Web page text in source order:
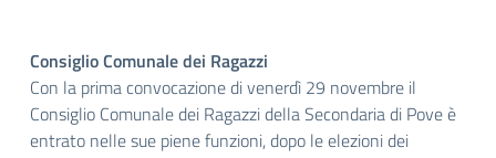
Consiglio Comunale dei Ragazzi
Con la prima convocazione di venerdì 29 novembre il
Consiglio Comunale dei Ragazzi della Secondaria di Pove è
entrato nelle sue piene funzioni, dopo le elezioni dei